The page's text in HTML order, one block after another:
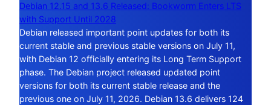
Debian 12.15 and 13.6 Released: Bookworm Enters LTS
with Support Until 2028
Debian released important point updates for both its
current stable and previous stable versions on July 11,
with Debian 12 officially entering its Long Term Support
phase. The Debian project released updated point
versions for both its current stable release and the
previous one on July 11, 2026. Debian 13.6 delivers 124